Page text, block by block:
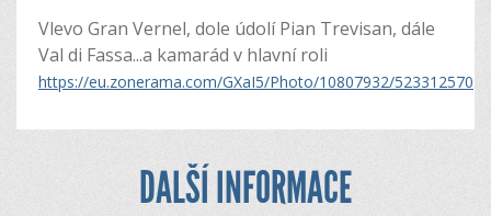
Vlevo Gran Vernel, dole údolí Pian Trevisan, dále
Val di Fassa...a kamarád v hlavní roli
https://eu.zonerama.com/GXaI5/Photo/10807932/523312570
DALŠÍ INFORMACE